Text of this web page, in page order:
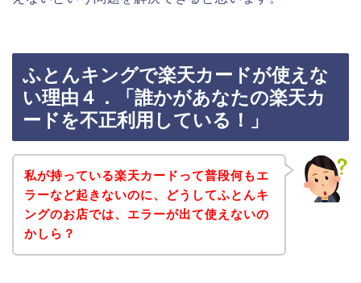
ふとんキングで楽天カードが使えな
い理由４．「誰かがあなたの楽天カ
ードを不正利用している！」
私が持っている楽天カードって普段何もエ
ラーなど起きないのに、どうしてふとんキ
ングのお店では、エラーが出て使えないの
かしら？